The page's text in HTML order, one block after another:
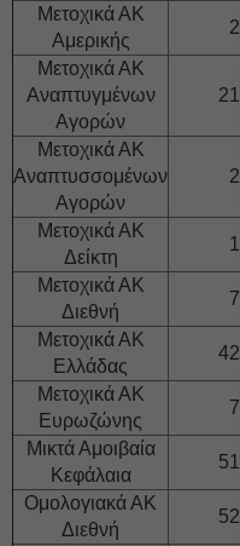
Μετοχικά ΑΚ
Αμερικής
2
Μετοχικά ΑΚ
Αναπτυγμένων
Αγορών
21
Μετοχικά ΑΚ
Αναπτυσσομένων
Αγορών
2
Μετοχικά ΑΚ
Δείκτη
1
Μετοχικά ΑΚ
Διεθνή
7
Μετοχικά ΑΚ
Ελλάδας
42
Μετοχικά ΑΚ
Ευρωζώνης
7
Μικτά Αμοιβαία
Κεφάλαια
51
Ομολογιακά ΑΚ
Διεθνή
52